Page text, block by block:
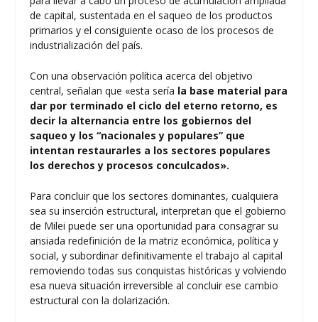
de capital, sustentada en el saqueo de los productos
primarios y el consiguiente ocaso de los procesos de
industrialización del país.
Con una observación política acerca del objetivo
central, señalan que «esta sería la base material para
dar por terminado el ciclo del eterno retorno, es
decir la alternancia entre los gobiernos del
saqueo y los “nacionales y populares” que
intentan restaurarles a los sectores populares
los derechos y procesos conculcados».
Para concluir que los sectores dominantes, cualquiera
sea su inserción estructural, interpretan que el gobierno
de Milei puede ser una oportunidad para consagrar su
ansiada redefinición de la matriz económica, política y
social, y subordinar definitivamente el trabajo al capital
removiendo todas sus conquistas históricas y volviendo
esa nueva situación irreversible al concluir ese cambio
estructural con la dolarización.